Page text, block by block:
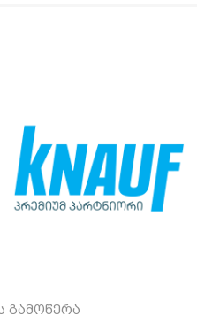
გამოწერა